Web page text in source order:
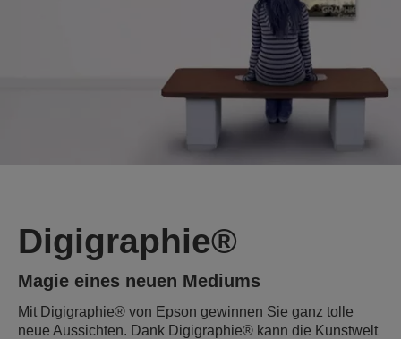
Digigraphie®
Magie eines neuen Mediums
Mit Digigraphie® von Epson gewinnen Sie ganz tolle
neue Aussichten. Dank Digigraphie® kann die Kunstwelt